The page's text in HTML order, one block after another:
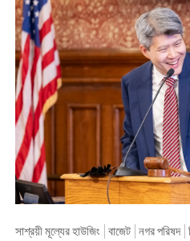
সাশ্রয়ী মূল্যের হাউজিং বাজেট নগর পরিষদ